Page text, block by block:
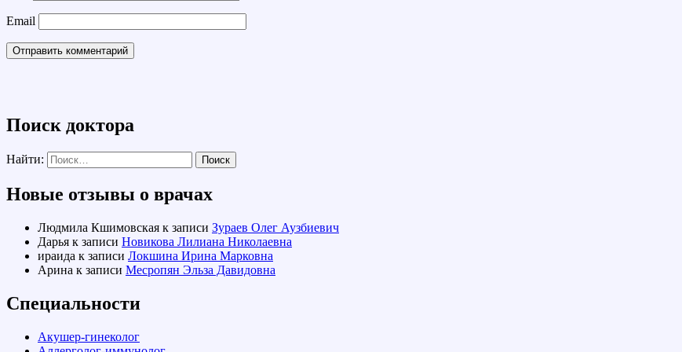
Email
Поиск доктора
Найти:
Новые отзывы о врачах
Людмила Кшимовская к записи Зураев Олег Аузбиевич
Дарья к записи Новикова Лилиана Николаевна
ираида к записи Локшина Ирина Марковна
Арина к записи Месропян Эльза Давидовна
Специальности
Акушер-гинеколог